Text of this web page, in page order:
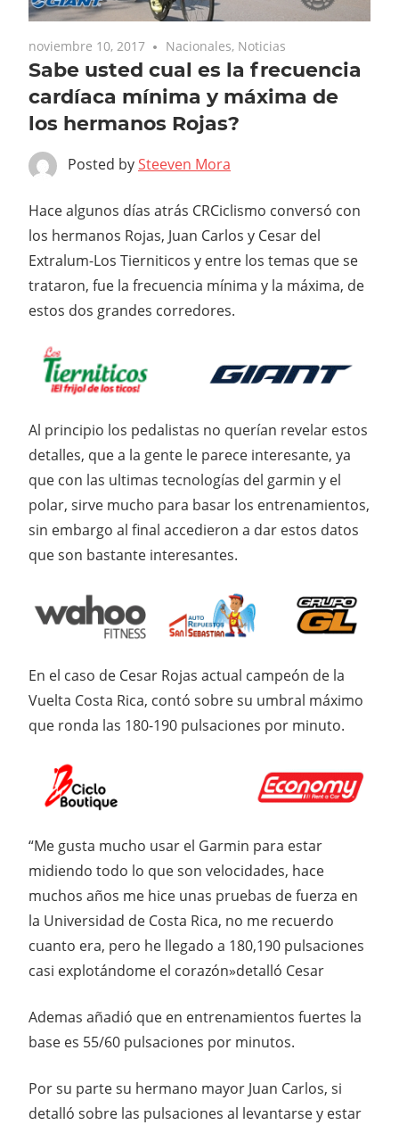
noviembre 10, 2017 Nacionales, Noticias
Sabe usted cual es la frecuencia
cardíaca mínima y máxima de
los hermanos Rojas?
Posted bySteeven Mora
Hace algunos días atrás CRCiclismo conversó con
los hermanos Rojas, Juan Carlos y Cesar del
Extralum-Los Tierniticos y entre los temas que se
trataron, fue la frecuencia mínima y la máxima, de
estos dos grandes corredores.
Al principio los pedalistas no querían revelar estos
detalles, que a la gente le parece interesante, ya
que con las ultimas tecnologías del garmin y el
polar, sirve mucho para basar los entrenamientos,
sin embargo al final accedieron a dar estos datos
que son bastante interesantes.
En el caso de Cesar Rojas actual campeón de la
Vuelta Costa Rica, contó sobre su umbral máximo
que ronda las 180-190 pulsaciones por minuto.
“Me gusta mucho usar el Garmin para estar
midiendo todo lo que son velocidades, hace
muchos años me hice unas pruebas de fuerza en
la Universidad de Costa Rica, no me recuerdo
cuanto era, pero he llegado a 180,190 pulsaciones
casi explotándome el corazón»detalló Cesar
Ademas añadió que en entrenamientos fuertes la
base es 55/60 pulsaciones por minutos.
Por su parte su hermano mayor Juan Carlos, si
detalló sobre las pulsaciones al levantarse y estar